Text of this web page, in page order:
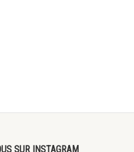
SUR INSTAGRAM